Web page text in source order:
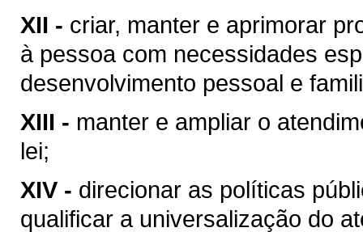
XII - criar, manter e aprimorar
à pessoa com necessidades
desenvolvimento pessoal e
XIII - manter e ampliar o
lei;
XIV - direcionar as políticas
qualificar a universalização do